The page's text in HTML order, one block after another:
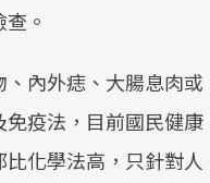
。
內外痣、大腸息肉或
疫法，目前國民健康
化學法高，只針對人